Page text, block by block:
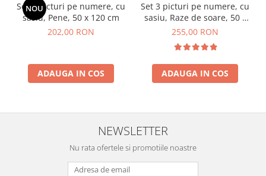
NOU
Set 3 picturi pe numere, cu
sasiu, Pene, 50 x 120 cm
202,00 RON
ADAUGA IN COS
Set 3 picturi pe numere, cu
sasiu, Raze de soare, 50 x
120 cm
255,00 RON
ADAUGA IN COS
NEWSLETTER
Nu rata ofertele si promotiile noastre